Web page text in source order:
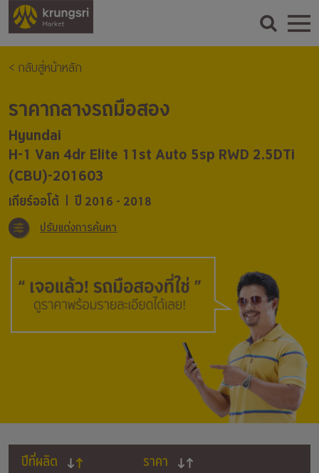
< กลับสู่หน้าหลัก
ราคากลางรถมือสอง
Hyundai
H-1 Van 4dr Elite 11st Auto 5sp RWD 2.5DTi
(CBU)-201603
เกียร์ออโต้ ปี 2016 - 2018
ปรับแต่งการค้นหา
ปีที่ผลิต ราคา